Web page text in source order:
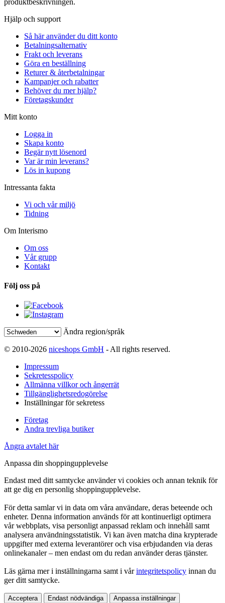
Hjälp och support
Så här använder du ditt konto
Betalningsalternativ
Frakt och leverans
Göra en beställning
Returer & återbetalningar
Kampanjer och rabatter
Behöver du mer hjälp?
Företagskunder
Mitt konto
Logga in
Skapa konto
Begär nytt lösenord
Var är min leverans?
Lös in kupong
Intressanta fakta
Vi och vår miljö
Tidning
Om Interismo
Om oss
Vår grupp
Kontakt
Följ oss på
Ändra region/språk
© 2010-2026 niceshops GmbH - All rights reserved.
Impressum
Sekretesspolicy
Allmänna villkor och ångerrät
Tillgänglighetsredogörelse
Inställningar för sekretess
Företag
Andra trevliga butiker
Ångra avtalet här
Anpassa din shoppingupplevelse
Endast med ditt samtycke använder vi cookies och annan teknik för
att ge dig en personlig shoppingupplevelse.
För detta samlar vi in data om våra användare, deras beteende och
enheter. Denna information används för att kontinuerligt optimera
vår webbplats, visa personligt anpassad reklam och innehåll samt
analysera användningsstatistik. Vi kan även matcha dina krypterade
uppgifter med externa leverantörer och visa erbjudanden via deras
onlinekanaler – men endast om du redan använder deras tjänster.
Läs gärna mer i inställningarna samt i vårintegritetspolicy innan du
ger ditt samtycke.
Acceptera Endast nödvändiga Anpassa inställningar